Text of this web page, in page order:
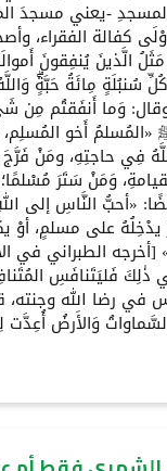
-يعني مسجدَ
كفالة الفقراء،
مَثَلُ الَّذينَ يُنفِقونَ
سُنبُلَةٍ مِائَةُ حَبَّةٍۗ
وَاللَّهُ واسِعٌ عَليمٌ♂ [البقرة:261]، وقال: وَما
[سبأ:39]. وقال ﷺ «المُسلمُ أَخو
فِي حاجتِهِ، ومَنْ
وَمَنْ سَتَرَ
«أحبُّ النَّاسِ إلى
يدْخِلُهُ على مسلمٍ،
[أخرجه الطبراني في
ذٰلِكَ فَليَتَنافَسِ
تنافس في رضا الله
وَالأَرضُ أُعِدَّت